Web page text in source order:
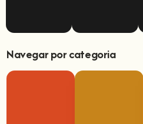
Navegar por categoria